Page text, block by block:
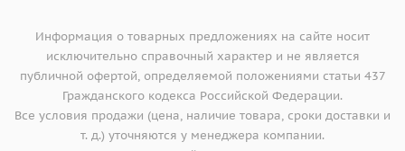
губкой или тканью;
- Не используйте стальные щетки или абразивные
губчатые накладки;
- Не оставляйте грязную посуду, кофейную гущу,
чайные пакетики или другие сильные окрашивающие
Информация о товарных предложениях на сайте носит
исключительно справочный характер и не является
публичной офертой, определяемой положениями статьи 437
Гражданского кодекса Российской Федерации.
Все условия продажи (цена, наличие товара, сроки доставки и
т. д.) уточняются у менеджера компании.